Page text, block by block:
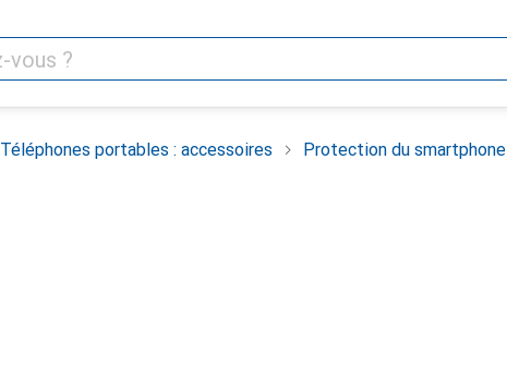
Téléphones portables : accessoires Protection du smartphone